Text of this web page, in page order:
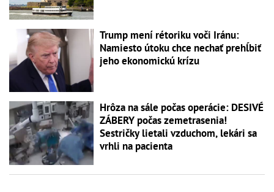
Trump mení rétoriku voči Iránu:
Namiesto útoku chce nechať prehĺbiť
jeho ekonomickú krízu
Hrôza na sále počas operácie: DESIVÉ
ZÁBERY počas zemetrasenia!
Sestričky lietali vzduchom, lekári sa
vrhli na pacienta